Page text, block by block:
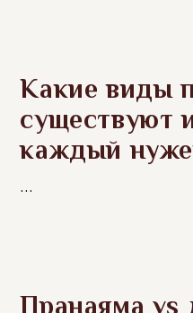
Какие виды
существуют
каждый
…
Пранаяма vs